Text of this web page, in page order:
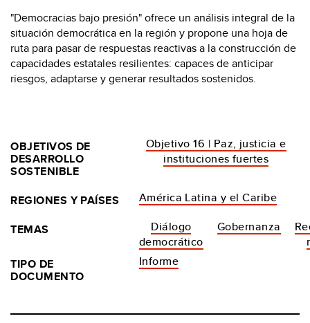
"Democracias bajo presión" ofrece un análisis integral de la
situación democrática en la región y propone una hoja de
ruta para pasar de respuestas reactivas a la construcción de
capacidades estatales resilientes: capaces de anticipar
riesgos, adaptarse y generar resultados sostenidos.
OBJETIVOS DE
DESARROLLO
SOSTENIBLE
Objetivo 16 | Paz, justicia e
instituciones fuertes
REGIONES Y PAÍSES
América Latina y el Caribe
TEMAS
Diálogo
democrático
Gobernanza
TIPO DE
DOCUMENTO
Informe